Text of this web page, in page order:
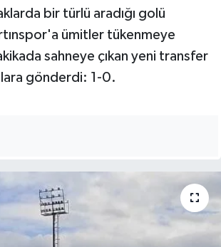
bir türlü aradığı golü
ümitler tükenmeye
sahneye çıkan yeni transfer
gönderdi: 1-0.